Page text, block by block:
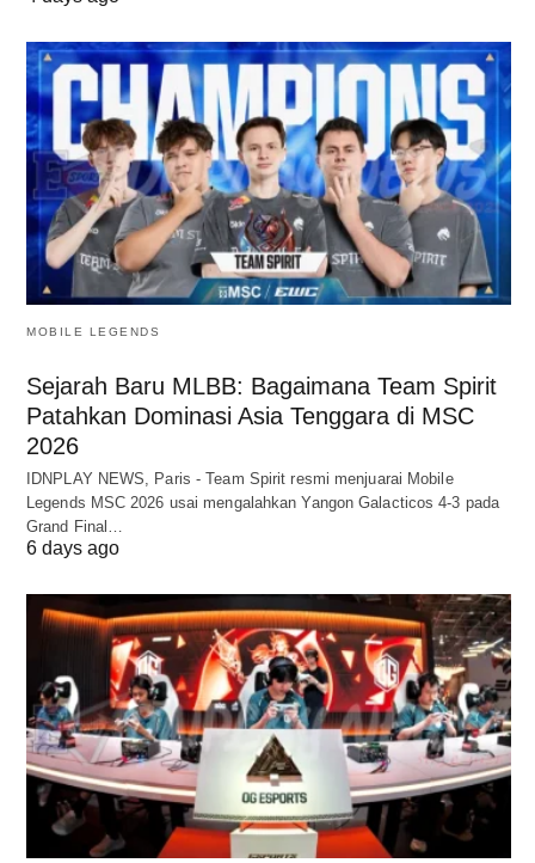
MOBILE LEGENDS
Sejarah Baru MLBB: Bagaimana Team Spirit
Patahkan Dominasi Asia Tenggara di MSC
2026
IDNPLAY NEWS, Paris - Team Spirit resmi menjuarai Mobile
Legends MSC 2026 usai mengalahkan Yangon Galacticos 4-3 pada
Grand Final…
6 days ago